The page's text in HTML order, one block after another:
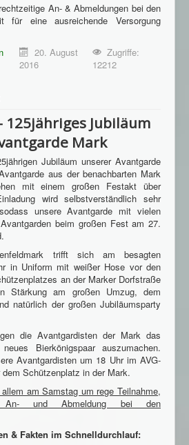
An- & Abmeldungen bei den
für eine ausreichende Versorgung
20. August
2016
Zugriffe:
12212
125jähriges Jubiläum
Mark
Jubiläum unserer Avantgarde
aus der benachbarten Mark
mit einem großen Festakt über
wird selbstverständlich sehr
unsere Avantgarde mit vielen
beim großen Fest am 27.
trifft sich am besagten
in Uniform mit weißer Hose vor den
an der Marker Dorfstraße
Stärkung am großen Umzug, dem
natürlich der großen Jubiläumsparty
die Avantgardisten der Mark das
Bierkönigspaar auszumachen.
Avantgardisten um 18 Uhr im AVG-
Schützenplatz in der Mark.
am Samstag um rege Teilnahme,
An- und Abmeldung bei den
& Fakten im Schnelldurchlauf: